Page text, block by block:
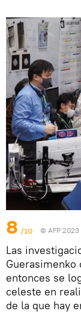
8 /10 © AFP
Las
entonces se
celeste en
de la que hay